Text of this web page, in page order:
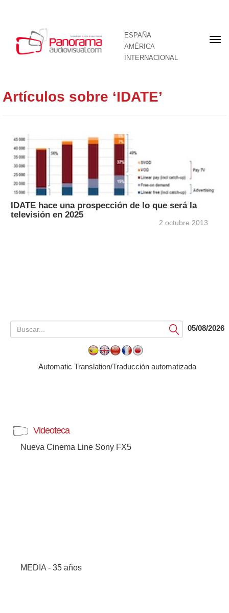
ESPAÑA
AMÉRICA
INTERNACIONAL
Artículos sobre ‘IDATE’
IDATE hace una prospección de lo que será la
televisión en 2025
2 octubre 2013
Submit05/08/2026
Automatic Translation/Traducción automatizada
Videoteca
Nueva Cinema Line Sony FX5
MEDIA - 35 años